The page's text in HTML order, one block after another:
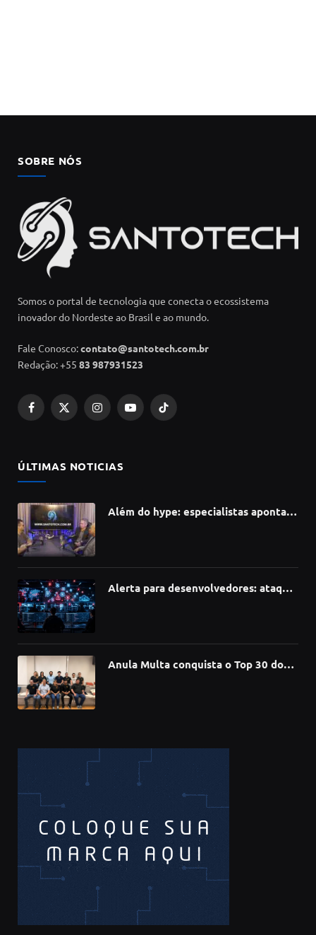
SOBRE NÓS
Somos o portal de tecnologia que conecta o ecossistema
inovador do Nordeste ao Brasil e ao mundo.
Fale Conosco:contato@santotech.com.br
Redação: +55 83 987931523
Facebook
X
InstagramYouTubeTikTok
ÚLTIMAS NOTICIAS
Além do hype: especialistas apontam
Alerta para desenvolvedores: ataque
Anula Multa conquista o Top 30 do